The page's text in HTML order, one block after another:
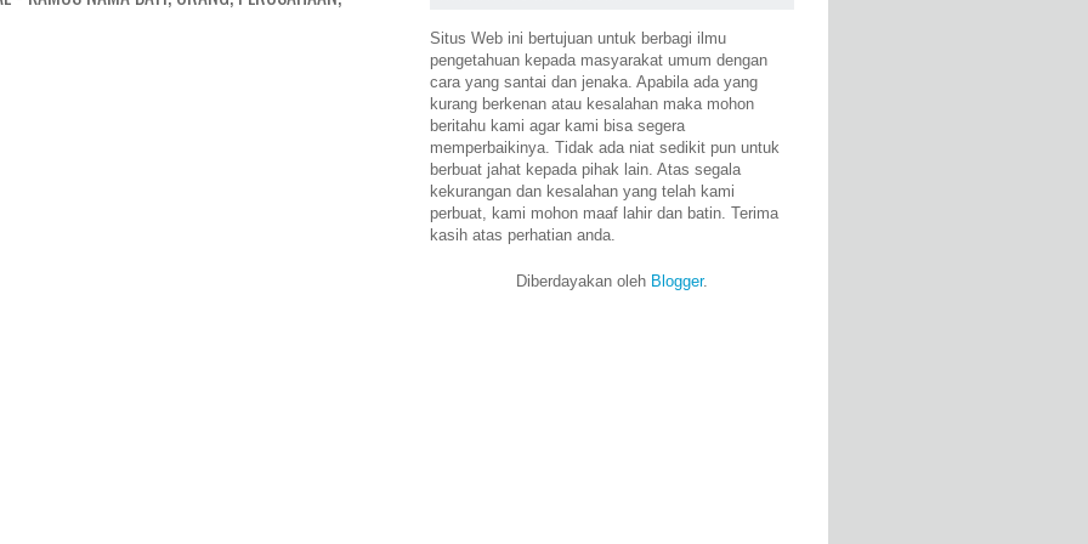
Situs Web ini bertujuan untuk berbagi ilmu
pengetahuan kepada masyarakat umum dengan
cara yang santai dan jenaka. Apabila ada yang
kurang berkenan atau kesalahan maka mohon
beritahu kami agar kami bisa segera
memperbaikinya. Tidak ada niat sedikit pun untuk
berbuat jahat kepada pihak lain. Atas segala
kekurangan dan kesalahan yang telah kami
perbuat, kami mohon maaf lahir dan batin. Terima
kasih atas perhatian anda.
Diberdayakan oleh Blogger.